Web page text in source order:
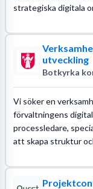
strategiska digitala
utveckling
Botkyrka
Vi söker en
förvaltningens
processledare,
att skapa struktur